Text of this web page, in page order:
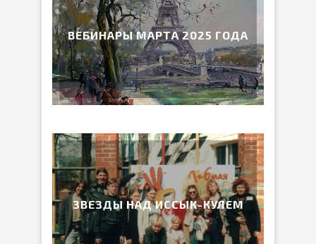
ВЕБИНАРЫ МАРТА 2025 ГОДА
ЗВЕЗДЫ НАД ИССЫК-КУЛЕМ